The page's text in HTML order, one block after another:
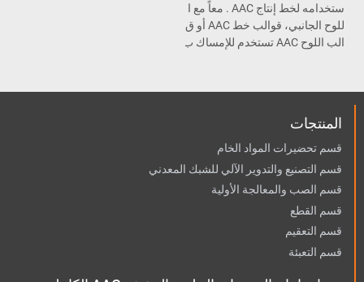
ستخدامه لخط إنتاج AAC . معاً مع ا
للوح الجانبي، قوالب خط AAC أو ق
الب اللوح AAC تستخدم للإمساك ب
المنتجات
قسم تحضيرات المواد الخام
قسم التصنيع والتدوير الآلي للشبك المعدني
قسم الصب والمعالجة الأولية
قسم القطع
قسم التعقيم
قسم التعبئة